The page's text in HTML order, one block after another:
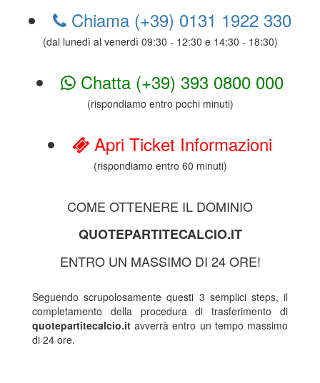
Chiama (+39) 0131 1922 330
(dal lunedì al venerdì 09:30 - 12:30 e 14:30 - 18:30)
Chatta (+39) 393 0800 000
(rispondiamo entro pochi minuti)
Apri Ticket Informazioni
(rispondiamo entro 60 minuti)
COME OTTENERE IL DOMINIO
QUOTEPARTITECALCIO.IT
ENTRO UN MASSIMO DI 24 ORE!
Seguendo scrupolosamente questi 3 semplici steps, il
completamento della procedura di trasferimento di
quotepartitecalcio.it avverrà entro un tempo massimo
di 24 ore.